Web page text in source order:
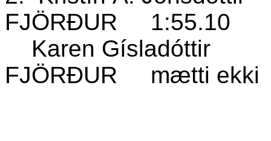
FJÖRÐUR
1:55.10
Karen Gísladóttir
FJÖRÐUR
mætti ekki